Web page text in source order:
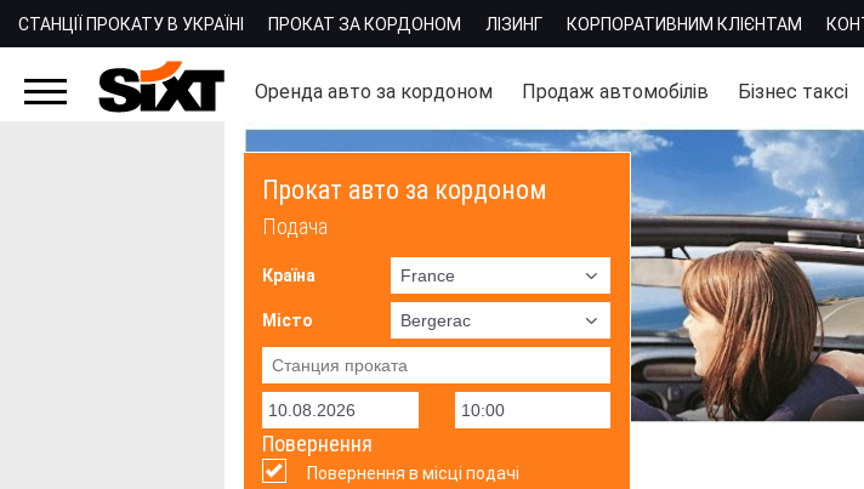
СТАНЦІЇ ПРОКАТУ В УКРАЇНІ ПРОКАТ ЗА КОРДОНОМ ЛІЗИНГ КОРПОРАТИВНИМ КЛІЄНТАМ
Оренда авто за кордоном Продаж автомобілів Бізнес таксі
Прокат авто за кордоном
Подача
Країна
Місто
Повернення
Повернення в місці подачі